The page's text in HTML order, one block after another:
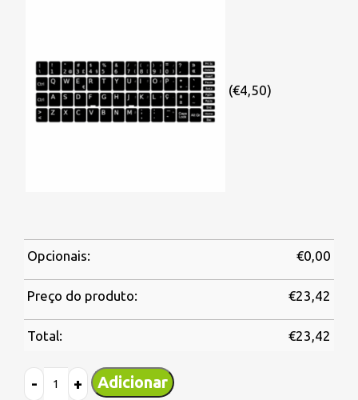
(€4,50)
Opcionais: €0,00
Preço do produto: €23,42
Total: €23,42
Adicionar